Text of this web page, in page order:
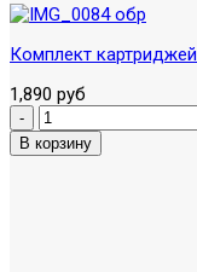
Комплект
1,890 руб